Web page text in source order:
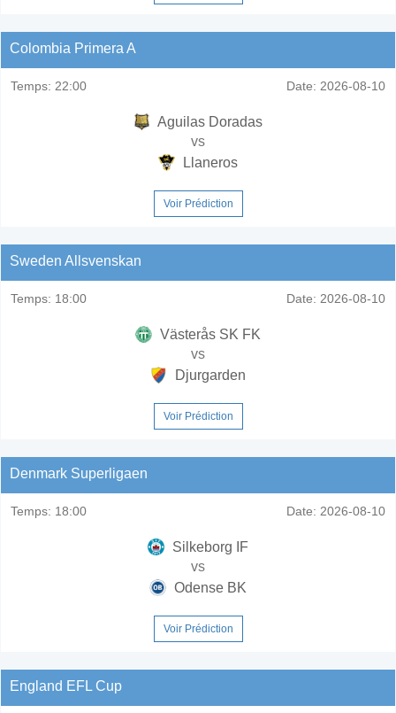
Colombia Primera A
Temps: 22:00 Date: 2026-08-10
Aguilas Doradas
vs
Llaneros
Voir Prédiction
Sweden Allsvenskan
Temps: 18:00 Date: 2026-08-10
Västerås SK FK
vs
Djurgarden
Voir Prédiction
Denmark Superligaen
Temps: 18:00 Date: 2026-08-10
Silkeborg IF
vs
Odense BK
Voir Prédiction
England EFL Cup